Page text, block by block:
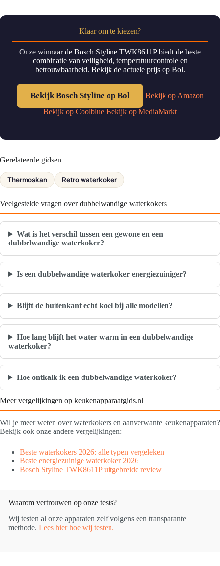
Klaar om te kiezen?
Onze winnaar de Bosch Styline TWK8611P biedt de beste
combinatie van veiligheid, temperatuurcontrole en
betrouwbaarheid. Bekijk de actuele prijs op Bol.
Bekijk Bosch Styline op Bol
Bekijk op Amazon
Bekijk op Coolblue Bekijk op MediaMarkt
Gerelateerde gidsen
Thermoskan Retro waterkoker
Veelgestelde vragen over dubbelwandige waterkokers
Wat is het verschil tussen een gewone en een
dubbelwandige waterkoker?
Is een dubbelwandige waterkoker energiezuiniger?
Blijft de buitenkant echt koel bij alle modellen?
Hoe lang blijft het water warm in een dubbelwandige
waterkoker?
Hoe ontkalk ik een dubbelwandige waterkoker?
Meer vergelijkingen op keukenapparaatgids.nl
Wil je meer weten over waterkokers en aanverwante keukenapparaten?
Bekijk ook onze andere vergelijkingen:
Beste waterkokers 2026: alle typen vergeleken
Beste energiezuinige waterkoker 2026
Bosch Styline TWK8611P uitgebreide review
Waarom vertrouwen op onze tests?
Wij testen al onze apparaten zelf volgens een transparante
methode. Lees hier hoe wij testen.